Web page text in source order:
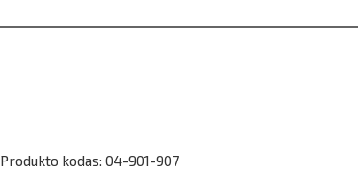
Produkto kodas: 04-901-907